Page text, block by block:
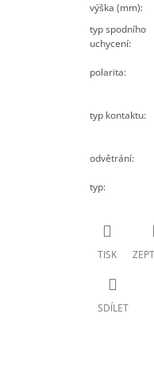
výška (mm):
typ spodního
uchycení:
polarita:
typ kontaktu:
odvětrání:
typ:
TISK
SDÍLET